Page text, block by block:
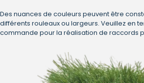
Des nuances de couleurs peuvent être
différents rouleaux ou largeurs. Veuillez en
commande pour la réalisation de raccords